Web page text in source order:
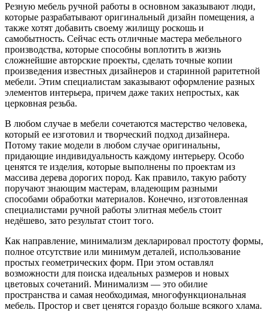
Резную мебель ручной работы в основном заказывают люди,
которые разрабатывают оригинальный дизайн помещения, а
также хотят добавить своему жилищу роскошь и
самобытность. Сейчас есть отличные мастера мебельного
производства, которые способны воплотить в жизнь
сложнейшие авторские проекты, сделать точные копии
произведения известных дизайнеров и старинной раритетной
мебели. Этим специалистам заказывают оформление разных
элементов интерьера, причем даже таких непростых, как
церковная резьба.
В любом случае в мебели сочетаются мастерство человека,
который ее изготовил и творческий подход дизайнера.
Потому такие модели в любом случае оригинальны,
придающие индивидуальность каждому интерьеру. Особо
ценятся те изделия, которые выполнены по проектам из
массива дерева дорогих пород. Как правило, такую работу
поручают знающим мастерам, владеющим разными
способами обработки материалов. Конечно, изготовленная
специалистами ручной работы элитная мебель стоит
недёшево, зато результат стоит того.
Как направление, минимализм декларировал простоту формы,
полное отсутствие или минимум деталей, использование
простых геометрических форм. При этом оставлял
возможности для поиска идеальных размеров и новых
цветовых сочетаний. Минимализм — это обилие
пространства и самая необходимая, многофункциональная
мебель. Простор и свет ценятся гораздо больше всякого хлама.